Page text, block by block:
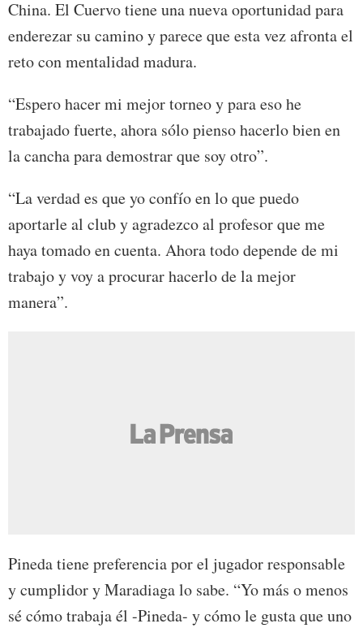
China. El Cuervo tiene una nueva oportunidad para
enderezar su camino y parece que esta vez afronta el
reto con mentalidad madura.
“Espero hacer mi mejor torneo y para eso he
trabajado fuerte, ahora sólo pienso hacerlo bien en
la cancha para demostrar que soy otro”.
“La verdad es que yo confío en lo que puedo
aportarle al club y agradezco al profesor que me
haya tomado en cuenta. Ahora todo depende de mi
trabajo y voy a procurar hacerlo de la mejor
manera”.
Pineda tiene preferencia por el jugador responsable
y cumplidor y Maradiaga lo sabe. “Yo más o menos
sé cómo trabaja él -Pineda- y cómo le gusta que uno